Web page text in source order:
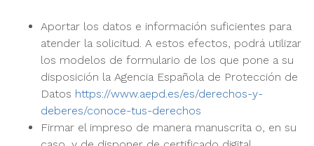
Aportar los datos e información suficientes para
atender la solicitud. A estos efectos, podrá utilizar
los modelos de formulario de los que pone a su
disposición la Agencia Española de Protección de
Datos https://www.aepd.es/es/derechos-y-
deberes/conoce-tus-derechos
Firmar el impreso de manera manuscrita o, en su